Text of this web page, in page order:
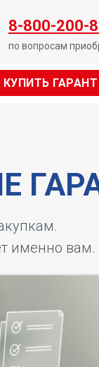
8-800-200-
по вопросам
КУПИТЬ ГАРАНТ
КУПИТЬ
именно вам.